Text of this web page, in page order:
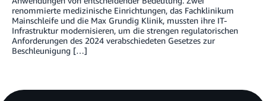
renommierte medizinische Einrichtungen, das Fachklinikum
Mainschleife und die Max Grundig Klinik, mussten ihre IT-
Infrastruktur modernisieren, um die strengen regulatorischen
Anforderungen des 2024 verabschiedeten Gesetzes zur
Beschleunigung […]